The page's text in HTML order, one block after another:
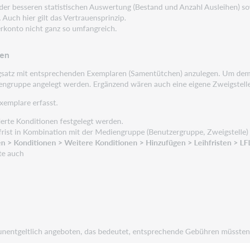
besseren statistischen Auswertung (Bestand und Anzahl Ausleihen)
hier gilt das Vertrauensprinzip.
nicht ganz so umfangreich.
mit entsprechenden Exemplaren (Samentütchen) anzulegen. Um
angelegt werden. Ergänzend wären auch eine eigene
erfasst.
Konditionen festgelegt werden.
in Kombination mit der Mediengruppe (Benutzergruppe,
> Konditionen > Weitere Konditionen > Hinzufügen > Leihfristen >
auch
angeboten, das bedeutet, entsprechende Gebühren